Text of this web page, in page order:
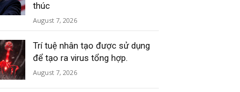
thúc
August 7, 2026
Trí tuệ nhân tạo được sử dụng
để tạo ra virus tổng hợp.
August 7, 2026